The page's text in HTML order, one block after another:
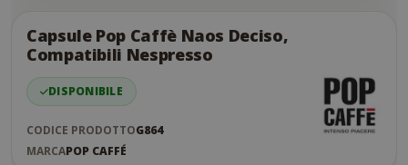
the
end
the
images
gallery
Capsule Pop Caffè Naos Deciso,
Compatibili Nespresso
DISPONIBILE
CODICE PRODOTTOG864
MARCAPOP CAFFÉ